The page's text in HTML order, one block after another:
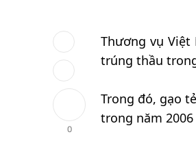
0
Thương vụ
trúng thầu
Trong đó, gạo
trong năm